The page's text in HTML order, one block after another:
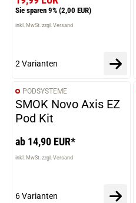
Sie sparen 9% (2,00 EUR)
inkl. MwSt. zzgl. Versand
2 Varianten
VARIANTEN
PODSYSTEME
SMOK Novo Axis EZ
Pod Kit
ab 14,90 EUR*
inkl. MwSt. zzgl. Versand
6 Varianten